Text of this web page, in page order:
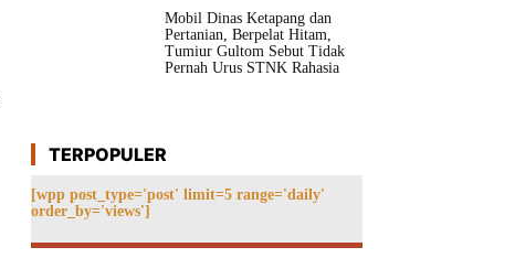
Mobil Dinas Ketapang dan
Pertanian, Berpelat Hitam,
Tumiur Gultom Sebut Tidak
Pernah Urus STNK Rahasia
TERPOPULER
[wpp post_type='post' limit=5 range='daily'
order_by='views']